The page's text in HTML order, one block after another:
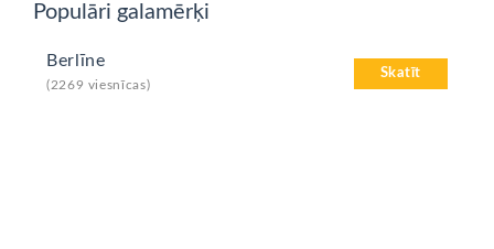
Populāri galamērķi
Skatīt
Berlīne
(2269 viesnīcas)